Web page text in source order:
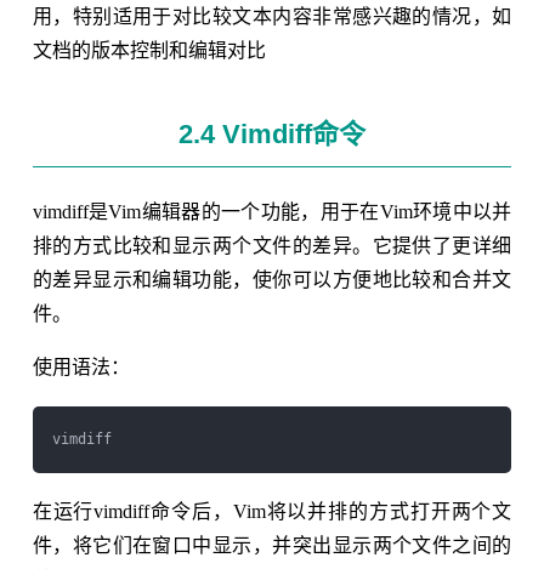
用，特别适用于对比较文本内容非常感兴趣的情况，如
文档的版本控制和编辑对比
2.4 Vimdiff命令
vimdiff是Vim编辑器的一个功能，用于在Vim环境中以并
排的方式比较和显示两个文件的差异。它提供了更详细
的差异显示和编辑功能，使你可以方便地比较和合并文
件。
使用语法：
在运行vimdiff命令后，Vim将以并排的方式打开两个文
件，将它们在窗口中显示，并突出显示两个文件之间的